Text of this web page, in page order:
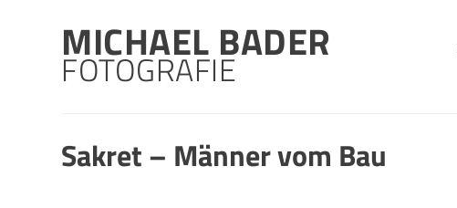
MICHAEL BADER
FOTOGRAFIE
Sakret – Männer vom Bau